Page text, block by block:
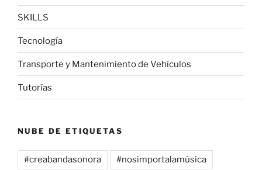
SKILLS
Tecnología
Transporte y Mantenimiento de Vehículos
Tutorías
NUBE DE ETIQUETAS
#creabandasonora #nosimportalamúsica